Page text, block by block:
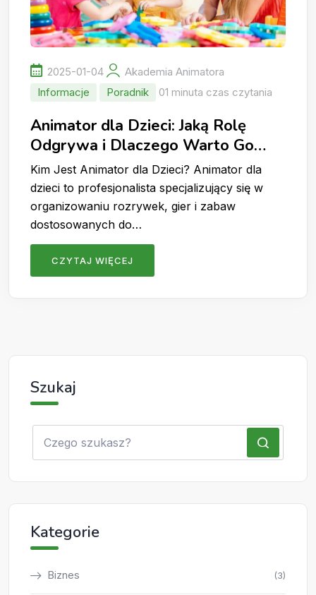
2025-01-04
Akademia Animatora
Informacje
Poradnik 01 minuta czas czytania
Animator dla Dzieci: Jaką Rolę
Odgrywa i Dlaczego Warto Go
Wynająć?
Kim Jest Animator dla Dzieci? Animator dla
dzieci to profesjonalista specjalizujący się w
organizowaniu rozrywek, gier i zabaw
dostosowanych do…
CZYTAJ WIĘCEJ
Szukaj
Kategorie
Biznes (3)